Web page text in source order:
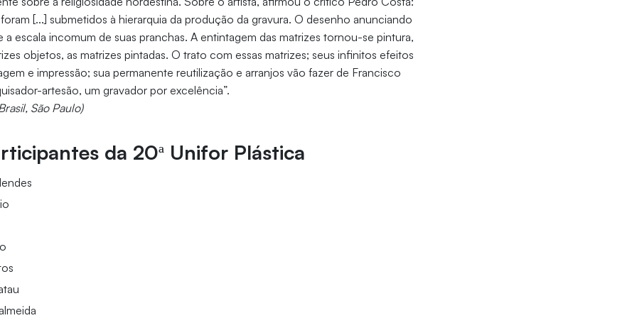
[...] submetidos à hierarquia da produção da gravura. O desenho anunciando
a escala incomum de suas pranchas. A entintagem das matrizes tornou-se pintura,
objetos, as matrizes pintadas. O trato com essas matrizes; seus infinitos efeitos
e impressão; sua permanente reutilização e arranjos vão fazer de Francisco
artesão, um gravador por excelência”.
São Paulo)
da 20ª Unifor Plástica